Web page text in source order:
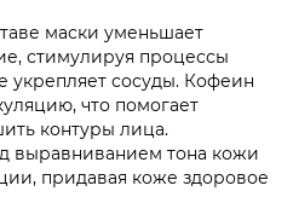
маски уменьшает
стимулируя процессы
укрепляет сосуды. Кофеин
что помогает
контуры лица.
выравниванием тона кожи
придавая коже здоровое